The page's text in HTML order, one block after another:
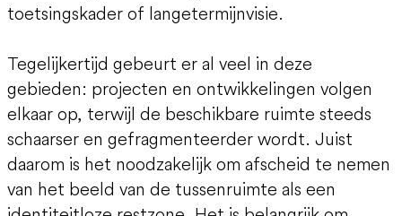
toetsingskader of langetermijnvisie.
Tegelijkertijd gebeurt er al veel in deze
gebieden: projecten en ontwikkelingen volgen
elkaar op, terwijl de beschikbare ruimte steeds
schaarser en gefragmenteerder wordt. Juist
daarom is het noodzakelijk om afscheid te nemen
van het beeld van de tussenruimte als een